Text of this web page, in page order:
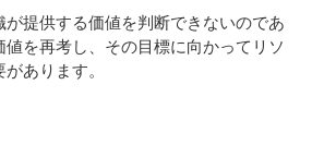
が提供する価値を判断できないのであ
を再考し、その目標に向かってリソ
あります。